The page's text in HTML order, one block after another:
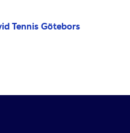
Tennis Götebors